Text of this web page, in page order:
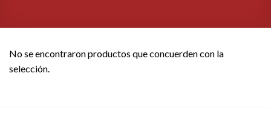
No se encontraron productos que concuerden con la
selección.